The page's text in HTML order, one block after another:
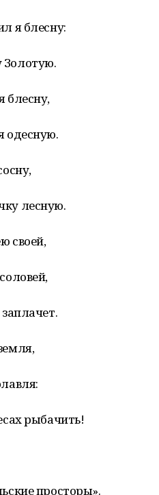
я блесну:
блесну,
одесную.
лесную.
своей,
рыбачить!
просторы».